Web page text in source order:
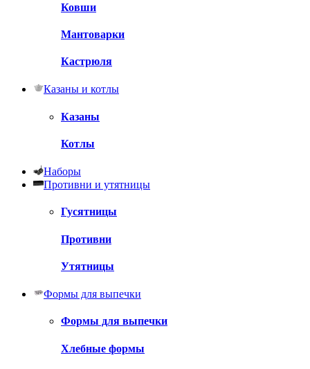
Ковши
Мантоварки
Кастрюля
Казаны и котлы
Казаны
Котлы
Наборы
Противни и утятницы
Гусятницы
Противни
Утятницы
Формы для выпечки
Формы для выпечки
Хлебные формы